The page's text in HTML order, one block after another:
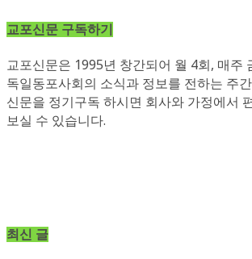
교포신문 구독하기
교포신문은 1995년 창간되어 월 4회, 매주
독일동포사회의 소식과 정보를 전하는 주
신문을 정기구독 하시면 회사와 가정에서
보실 수 있습니다.
최신 글